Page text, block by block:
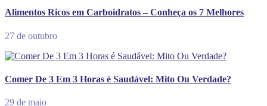
Alimentos Ricos em Carboidratos – Conheça os 7 Melhores
27 de outubro
Comer De 3 Em 3 Horas é Saudável: Mito Ou Verdade?
29 de maio